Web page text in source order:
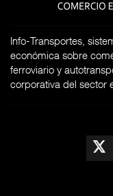
Info-Transportes,
económica sobre
ferroviario y
corporativa del sector